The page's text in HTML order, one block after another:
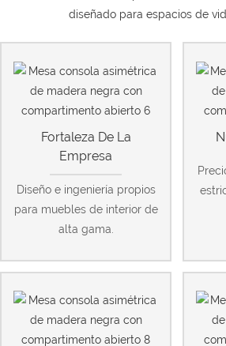
diseñado para espacios de
Fortaleza De La
Empresa
Diseño e ingeniería propios
para muebles de interior de
alta gama.